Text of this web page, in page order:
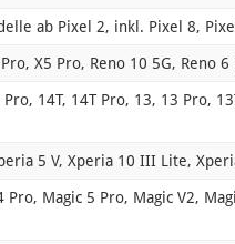
ab Pixel 2, inkl. Pixel 8,
X5 Pro, Reno 10 5G, Reno 6
14T, 14T Pro, 13, 13 Pro,
5 V, Xperia 10 III Lite,
Pro, Magic 5 Pro, Magic V2,